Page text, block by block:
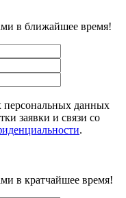
в ближайшее время!
персональных данных
заявки и связи со
.
в кратчайшее время!